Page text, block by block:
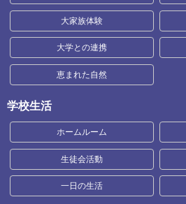
大家族体験
大学との連携
恵まれた自然
学校生活
ホームルーム
生徒会活動
一日の生活